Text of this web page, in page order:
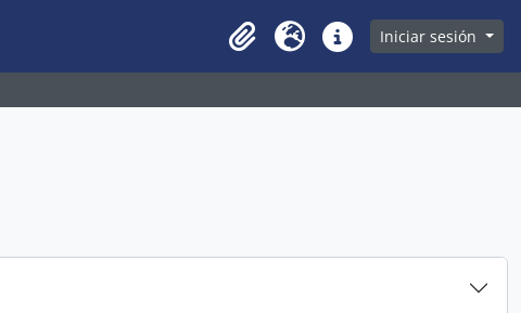
Clipboard
Idioma Enlaces rápidos
Iniciar sesión